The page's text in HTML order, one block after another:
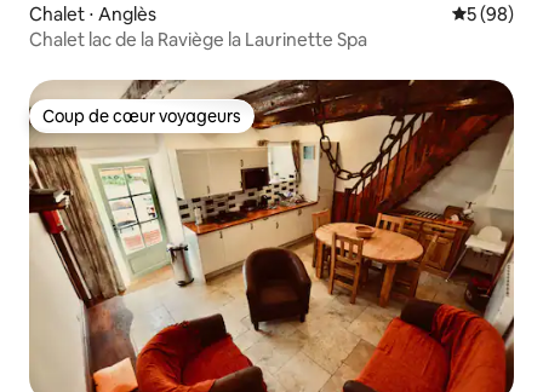
Chalet ⋅ Anglès
5 (98)
Chalet lac de la Raviège la Laurinette Spa
Coup de cœur voyageurs
Coup de cœur voyageurs